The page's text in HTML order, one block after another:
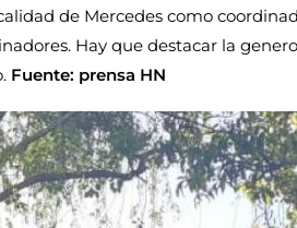
de Mercedes como
Hay que destacar la
Fuente: prensa HN